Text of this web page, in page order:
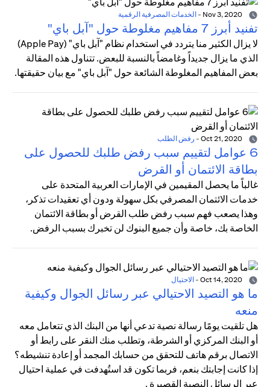
- الخدمات المصرفية الرقمية
تفنيد أبرز 7 مفاهيم مغلوطة حول "آبل باي"
لا يزال الكثير منا يتردد في استخدام نظام "آبل باي" (Apple Pay)
الذي ما يزال جديداً وغامضاً بالنسبة للبعض. تتناول هذه المقالة
بعض المفاهيم المغلوطة الشائعة حول "آبل باي" مع بيان حقيقتها.
- رفض الطلب
6 عوامل لتقييم سبب رفض طلبك للحصول على
بطاقة الائتمان أو القرض
غالباً ما يحصل المقيمين في الإمارات العربية المتحدة على
خدمات الائتمان المصرفي بكل سهولة ودون أي تعقيدات تذكر،
وهذا يصعب فهم سبب رفض طلب القرض أو بطاقة الائتمان
الخاصة بك، خاصة وأن جميع البنوك لن تخبرك بسبب الرفض.
- الاحتيال
ما هو التصيد الاحتيالي عبر رسائل الجوال وكيفية
منعه
هل تلقيت يومًا رسالة نصية تدعي أنها من البنك الذي تتعامل معه
أو البنك المركزي أو الشرطة، وتطلب منك النقر على رابط أو
الاتصال برقم هاتف للتحقق من حسابك المجمد أو إعادة تنشيطه؟
إذا كانت إجابتك بنعم، فربما تكون قد استُهدفت في عملية احتيال
عبر الرسائل النصية القصيرة .